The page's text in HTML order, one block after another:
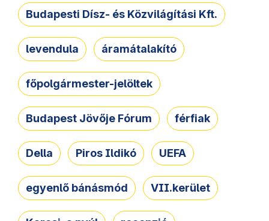
Budapesti Dísz- és Közvilágítási Kft.
levendula áramátalakító
főpolgármester-jelöltek
Budapest Jövője Fórum férfiak
Della Piros Ildikó UEFA
egyenlő bánásmód VII.kerület